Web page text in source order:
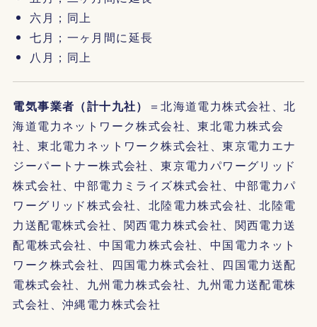
六月；同上
七月；一ヶ月間に延長
八月；同上
電気事業者（計十九社）
＝北海道電力株式会社、北
海道電力ネットワーク株式会社、東北電力株式会
社、東北電力ネットワーク株式会社、東京電力エナ
ジーパートナー株式会社、東京電力パワーグリッド
株式会社、中部電力ミライズ株式会社、中部電力パ
ワーグリッド株式会社、北陸電力株式会社、北陸電
力送配電株式会社、関西電力株式会社、関西電力送
配電株式会社、中国電力株式会社、中国電力ネット
ワーク株式会社、四国電力株式会社、四国電力送配
電株式会社、九州電力株式会社、九州電力送配電株
式会社、沖縄電力株式会社